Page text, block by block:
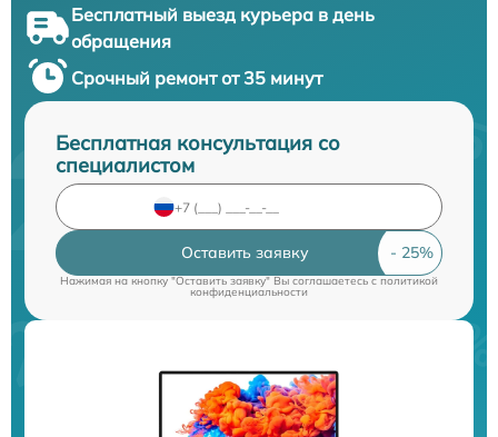
Бесплатный выезд курьера в день
обращения
Срочный ремонт от 35 минут
Бесплатная консультация со
специалистом
Оставить заявку
Нажимая на кнопку "Оставить заявку" Вы соглашаетесь cполитикой
конфиденциальности